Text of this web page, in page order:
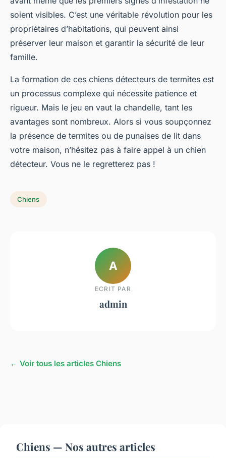
soient visibles. C’est une véritable révolution pour les
propriétaires d’habitations, qui peuvent ainsi
préserver leur maison et garantir la sécurité de leur
famille.
La formation de ces chiens détecteurs de termites est
un processus complexe qui nécessite patience et
rigueur. Mais le jeu en vaut la chandelle, tant les
avantages sont nombreux. Alors si vous soupçonnez
la présence de termites ou de punaises de lit dans
votre maison, n’hésitez pas à faire appel à un chien
détecteur. Vous ne le regretterez pas !
Chiens
A
ECRIT PAR
admin
← Voir tous les articles Chiens
Chiens — Nos autres articles